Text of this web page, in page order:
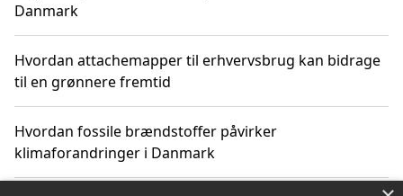
Danmark
Hvordan attachemapper til erhvervsbrug kan bidrage
til en grønnere fremtid
Hvordan fossile brændstoffer påvirker
klimaforandringer i Danmark